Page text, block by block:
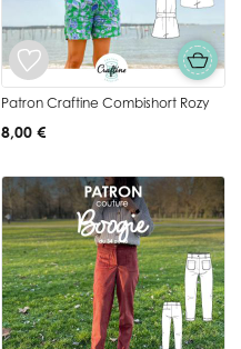
Patron Craftine Combishort Rozy
8,00 €